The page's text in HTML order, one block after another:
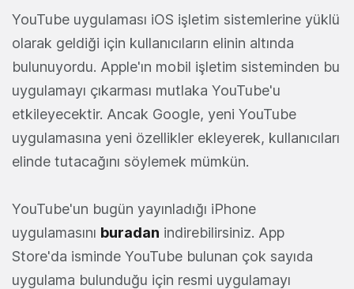
YouTube uygulaması iOS işletim sistemlerine yüklü
olarak geldiği için kullanıcıların elinin altında
bulunuyordu. Apple'ın mobil işletim sisteminden bu
uygulamayı çıkarması mutlaka YouTube'u
etkileyecektir. Ancak Google, yeni YouTube
uygulamasına yeni özellikler ekleyerek, kullanıcıları
elinde tutacağını söylemek mümkün.
YouTube'un bugün yayınladığı iPhone
uygulamasını buradan indirebilirsiniz. App
Store'da isminde YouTube bulunan çok sayıda
uygulama bulunduğu için resmi uygulamayı